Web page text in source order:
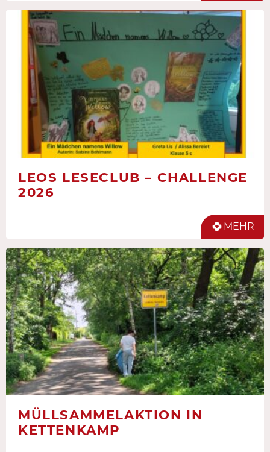
LEOS LESECLUB – CHALLENGE
2026
MEHR
MÜLLSAMMELAKTION IN
KETTENKAMP